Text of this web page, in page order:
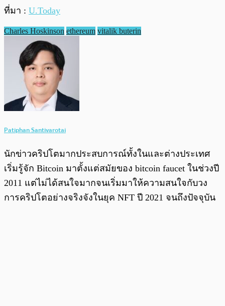
ที่มา : U.Today
Charles Hoskinson ethereum vitalik buterin
Patiphan Santivarotai
นักข่าวคริปโตมากประสบการณ์ทั้งในและต่างประเทศ
เริ่มรู้จัก Bitcoin มาตั้งแต่สมัยของ bitcoin faucet ในช่วงปี
2011 แต่ไม่ได้สนใจมากจนเริ่มมาให้ความสนใจกับวง
การคริปโตอย่างจริงจังในยุค NFT ปี 2021 จนถึงปัจจุบัน